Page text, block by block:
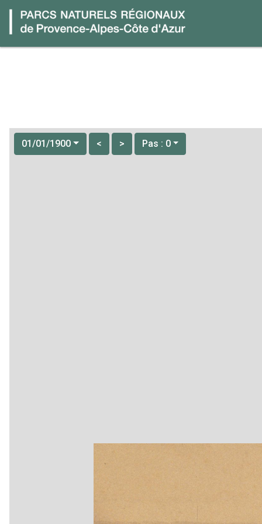
01/01/1900 < > Pas : 0